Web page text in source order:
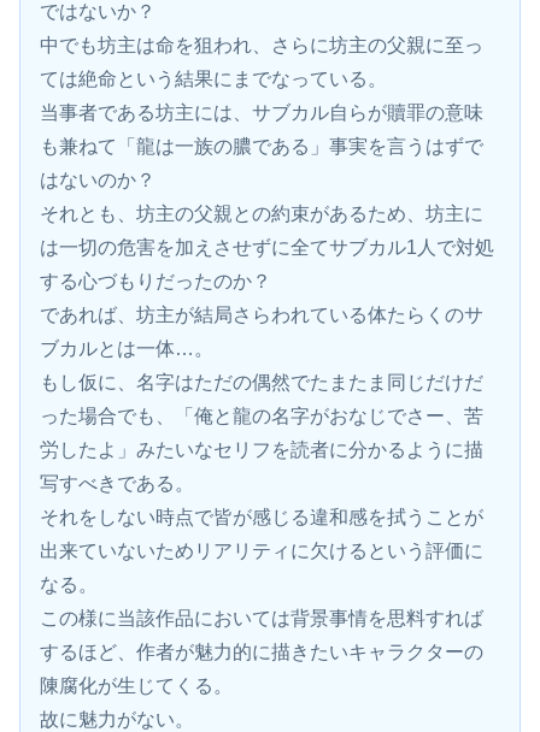
ではないか？
中でも坊主は命を狙われ、さらに坊主の父親に至っ
ては絶命という結果にまでなっている。
当事者である坊主には、サブカル自らが贖罪の意味
も兼ねて「龍は一族の膿である」事実を言うはずで
はないのか？
それとも、坊主の父親との約束があるため、坊主に
は一切の危害を加えさせずに全てサブカル1人で対処
する心づもりだったのか？
であれば、坊主が結局さらわれている体たらくのサ
ブカルとは一体…。
もし仮に、名字はただの偶然でたまたま同じだけだ
った場合でも、「俺と龍の名字がおなじでさー、苦
労したよ」みたいなセリフを読者に分かるように描
写すべきである。
それをしない時点で皆が感じる違和感を拭うことが
出来ていないためリアリティに欠けるという評価に
なる。
この様に当該作品においては背景事情を思料すれば
するほど、作者が魅力的に描きたいキャラクターの
陳腐化が生じてくる。
故に魅力がない。